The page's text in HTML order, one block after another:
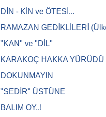
DİN - KİN ve ÖTESİ...
RAMAZAN GEDİKLİLERİ
"KAN" ve "DİL"
KARAKOÇ HAKKA YÜRÜDÜ
DOKUNMAYIN
"SEDİR" ÜSTÜNE
BALIM OY..!